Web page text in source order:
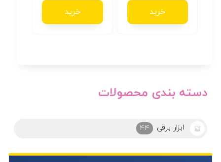
خرید خرید
دسته بندی محصولات
ابزار برقی 44